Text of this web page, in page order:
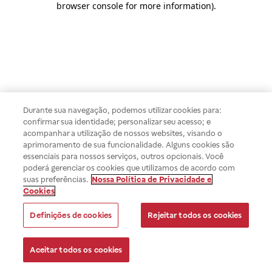
browser console for more information).
Durante sua navegação, podemos utilizar cookies para:
confirmar sua identidade; personalizar seu acesso; e
acompanhar a utilização de nossos websites, visando o
aprimoramento de sua funcionalidade. Alguns cookies são
essenciais para nossos serviços, outros opcionais. Você
poderá gerenciar os cookies que utilizamos de acordo com
suas preferências. Nossa Política de Privacidade e
Cookies
Definições de cookies Rejeitar todos os cookies
Aceitar todos os cookies